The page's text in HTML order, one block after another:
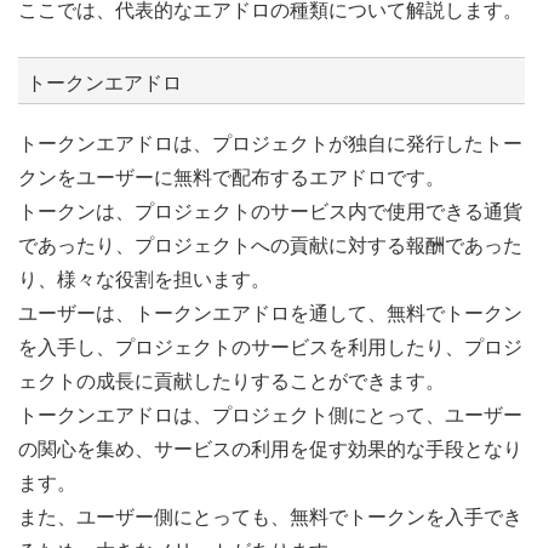
ここでは、代表的なエアドロの種類について解説します。
トークンエアドロ
トークンエアドロは、プロジェクトが独自に発行したトー
クンをユーザーに無料で配布するエアドロです。
トークンは、プロジェクトのサービス内で使用できる通貨
であったり、プロジェクトへの貢献に対する報酬であった
り、様々な役割を担います。
ユーザーは、トークンエアドロを通して、無料でトークン
を入手し、プロジェクトのサービスを利用したり、プロジ
ェクトの成長に貢献したりすることができます。
トークンエアドロは、プロジェクト側にとって、ユーザー
の関心を集め、サービスの利用を促す効果的な手段となり
ます。
また、ユーザー側にとっても、無料でトークンを入手でき